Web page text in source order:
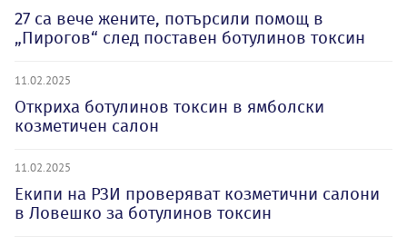
27 са вече жените, потърсили помощ в
„Пирогов“ след поставен ботулинов токсин
11.02.2025
Откриха ботулинов токсин в ямболски
козметичен салон
11.02.2025
Екипи на РЗИ проверяват козметични салони
в Ловешко за ботулинов токсин